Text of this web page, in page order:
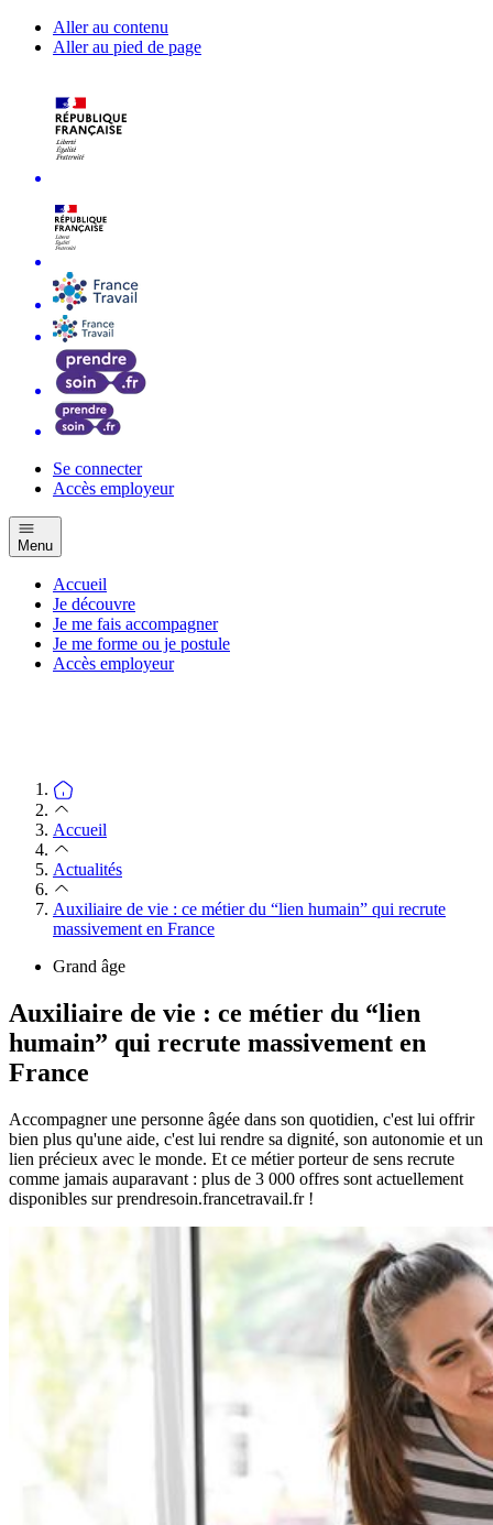
Aller au contenu
Aller au pied de page
Se connecter
Accès employeur
Menu
Accueil
Je découvre
Je me fais accompagner
Je me forme ou je postule
Accès employeur
Accueil
Actualités
Auxiliaire de vie : ce métier du “lien humain” qui recrute
massivement en France
Grand âge
Auxiliaire de vie : ce métier du “lien
humain” qui recrute massivement en
France
Accompagner une personne âgée dans son quotidien, c'est lui offrir
bien plus qu'une aide, c'est lui rendre sa dignité, son autonomie et un
lien précieux avec le monde. Et ce métier porteur de sens recrute
comme jamais auparavant : plus de 3 000 offres sont actuellement
disponibles sur prendresoin.francetravail.fr !